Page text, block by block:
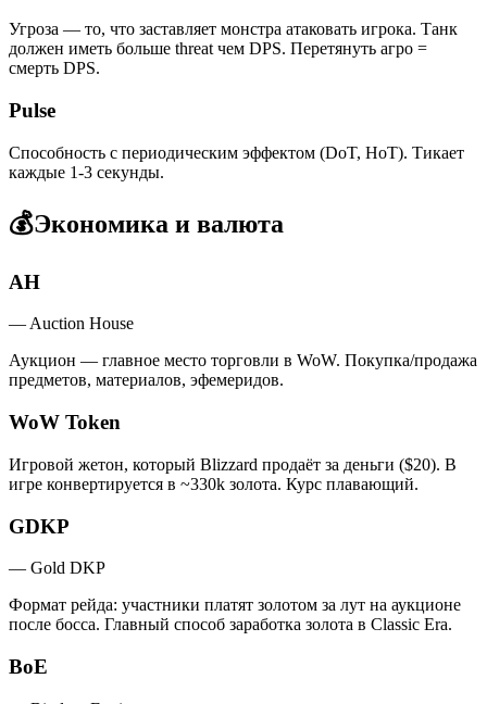
Угроза — то, что заставляет монстра атаковать игрока. Танк
должен иметь больше threat чем DPS. Перетянуть агро =
смерть DPS.
Pulse
Способность с периодическим эффектом (DoT, HoT). Тикает
каждые 1-3 секунды.
💰Экономика и валюта
AH
—Auction House
Аукцион — главное место торговли в WoW. Покупка/продажа
предметов, материалов, эфемеридов.
WoW Token
Игровой жетон, который Blizzard продаёт за деньги ($20). В
игре конвертируется в ~330k золота. Курс плавающий.
GDKP
— Gold DKP
Формат рейда: участники платят золотом за лут на аукционе
после босса. Главный способ заработка золота в Classic Era.
BoE